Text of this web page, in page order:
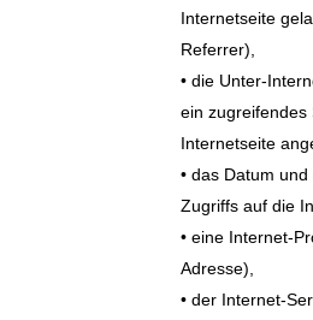
Internetseite
Referrer),
• die Unter-
ein zugreifendes
Internetseite
• das Datum
Zugriffs auf die
• eine Internet-
Adresse),
• der Internet-